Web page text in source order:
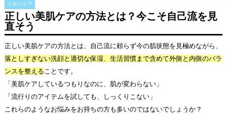
スキンケア
正しい美肌ケアの方法とは？今こそ自己流を見
直そう
正しい美肌ケアの方法とは、自己流に頼らず今の肌状態を見極めながら、
落としすぎない洗顔と適切な保湿、生活習慣まで含めて外側と内側のバラ
ンスを整えることです。
「美肌ケアしているつもりなのに、肌が変わらない」
「流行りのアイテムを試しても、しっくりこない」
これらのようなお悩みをお持ちの方も多いのではないでしょうか？